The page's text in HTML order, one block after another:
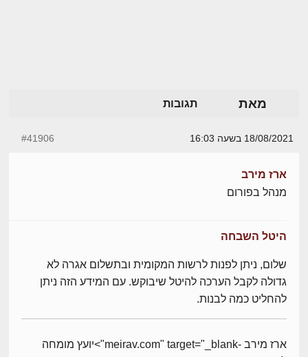
מאת תגובות
18/08/2021 בשעה 16:03 #41906
ארז מירב
מנהל בפורום
היטל השבחה
שלום, ניתן לפנות לרשות המקומית ובתשלום אגרה לא
גדולה לקבל הערכה להיטל שיבוקש. עם המידע הזה ניתן
להחליט כמה לבנות.
ארז מירב -meirav.com" target="_blank">יועץ מומחה